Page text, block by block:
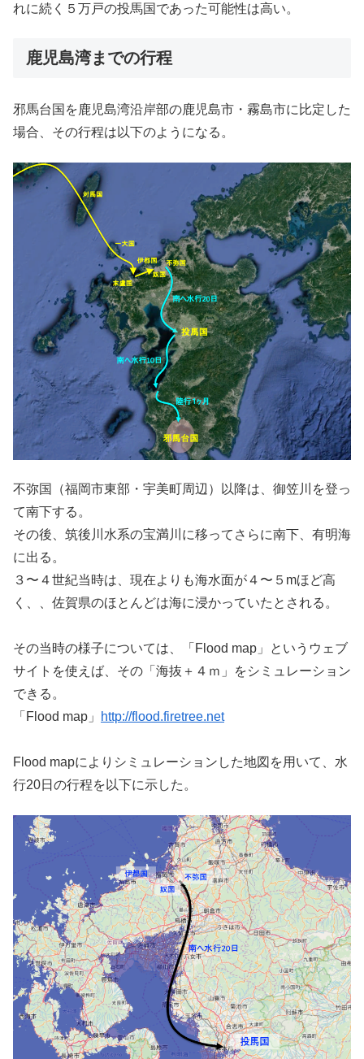
れに続く５万戸の投馬国であった可能性は高い。
鹿児島湾までの行程
邪馬台国を鹿児島湾沿岸部の鹿児島市・霧島市に比定した
場合、その行程は以下のようになる。
不弥国（福岡市東部・宇美町周辺）以降は、御笠川を登っ
て南下する。
その後、筑後川水系の宝満川に移ってさらに南下、有明海
に出る。
３〜４世紀当時は、現在よりも海水面が４〜５mほど高
く、、佐賀県のほとんどは海に浸かっていたとされる。
その当時の様子については、「Flood map」というウェブ
サイトを使えば、その「海抜＋４ｍ」をシミュレーション
できる。
「Flood map」
http://flood.firetree.net
Flood mapによりシミュレーションした地図を用いて、水
行20日の行程を以下に示した。